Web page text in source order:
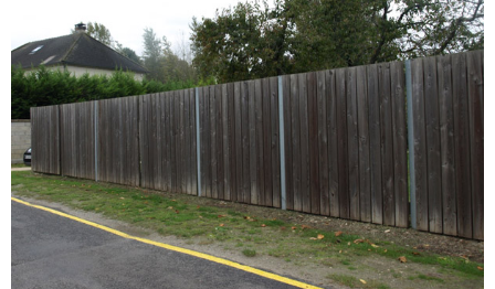
SPONSORING
ARTICLES
MENTIONS LÉGALES